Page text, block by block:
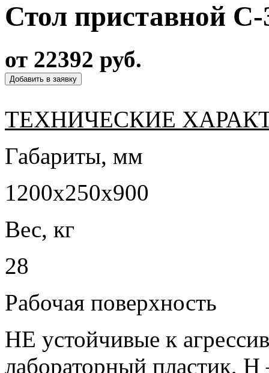
Стол приставной С-
от 22392 руб.
Добавить в заявку
ТЕХНИЧЕСКИЕ
Габариты, мм
1200х250х900
Вес, кг
28
Рабочая поверхность
НЕ устойчивые к
лабораторный пластик,